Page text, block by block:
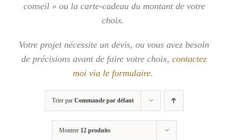
conseil » ou la carte-cadeau du montant de votre
choix.
Votre projet nécessite un devis, ou vous avez besoin
de précisions avant de faire votre choix, contactez
moi via le formulaire.
Trier par Commande par défaut
Montrer 12 produits